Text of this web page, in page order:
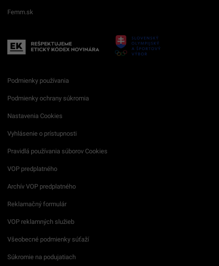
Femm.sk
Podmienky používania
Podmienky ochrany súkromia
Nastavenia Cookies
Vyhlásenie o prístupnosti
Pravidlá používania súborov Cookies
VOP predplatného
Archív VOP predplatného
Reklamačný formulár
VOP reklamných služieb
Všeobecné podmienky súťaží
Súkromie na podujatiach